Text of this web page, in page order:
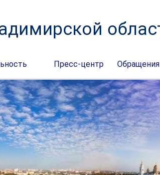
Пресс-центр